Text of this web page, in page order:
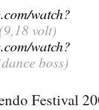
watch?
volt)
watch?
boss)
Festival